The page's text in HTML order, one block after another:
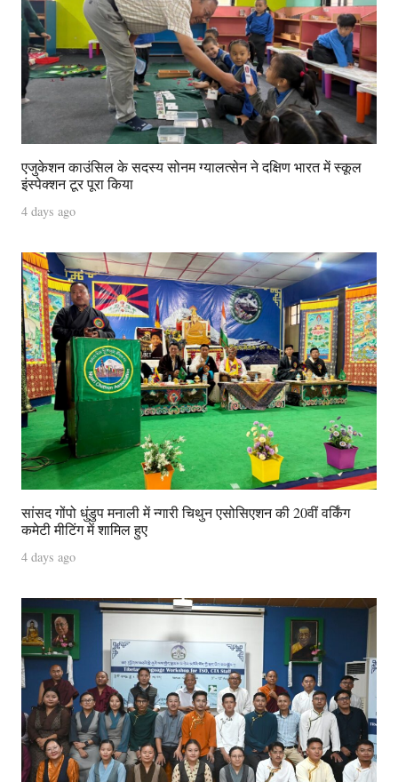
एजुकेशन काउंसिल के सदस्य सोनम ग्यालत्सेन ने दक्षिण भारत में स्कूल
इंस्पेक्शन टूर पूरा किया
4 days ago
सांसद गोंपो धुंडुप मनाली में न्गारी चिथुन एसोसिएशन की 20वीं वर्किंग
कमेटी मीटिंग में शामिल हुए
4 days ago